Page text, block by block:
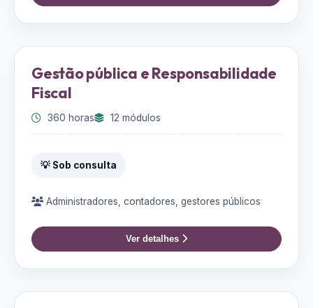
Gestão pública e Responsabilidade
Fiscal
360 horas 12 módulos
💡 Sob consulta
Administradores, contadores, gestores públicos
Ver detalhes